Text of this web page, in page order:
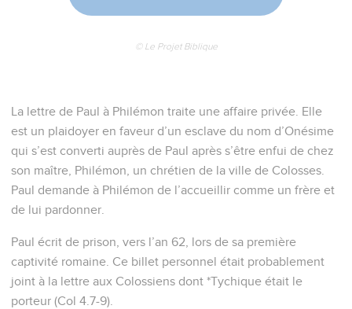
© Le Projet Biblique
La lettre de Paul à Philémon traite une affaire privée. Elle
est un plaidoyer en faveur d’un esclave du nom d’Onésime
qui s’est converti auprès de Paul après s’être enfui de chez
son maître, Philémon, un chrétien de la ville de Colosses.
Paul demande à Philémon de l’accueillir comme un frère et
de lui pardonner.
Paul écrit de prison, vers l’an 62, lors de sa première
captivité romaine. Ce billet personnel était probablement
joint à la lettre aux Colossiens dont *Tychique était le
porteur (Col 4.7-9).